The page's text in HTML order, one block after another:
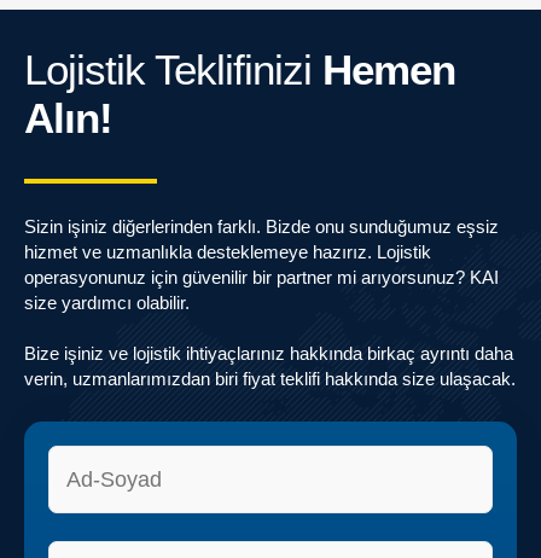
Lojistik Teklifinizi Hemen
Alın!
Sizin işiniz diğerlerinden farklı. Bizde onu sunduğumuz eşsiz
hizmet ve uzmanlıkla desteklemeye hazırız. Lojistik
operasyonunuz için güvenilir bir partner mi arıyorsunuz? KAI
size yardımcı olabilir.
Bize işiniz ve lojistik ihtiyaçlarınız hakkında birkaç ayrıntı daha
verin, uzmanlarımızdan biri fiyat teklifi hakkında size ulaşacak.